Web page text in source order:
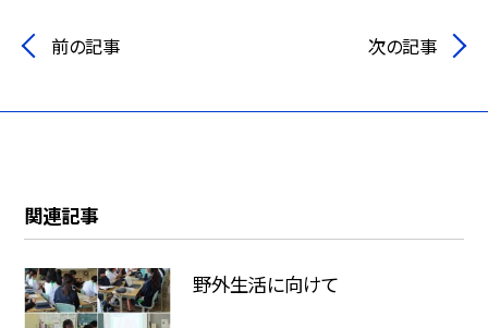
前の記事 次の記事
関連記事
野外生活に向けて